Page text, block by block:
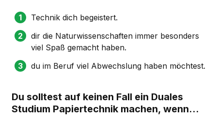
Technik dich begeistert.
dir die Naturwissenschaften immer besonders
viel Spaß gemacht haben.
du im Beruf viel Abwechslung haben möchtest.
Du solltest auf keinen Fall ein Duales
Studium Papiertechnik machen, wenn...